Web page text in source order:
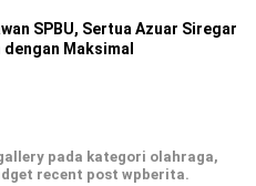
SPBU, Sertua Azuar Siregar
Maksimal
pada kategori olahraga,
recent post wpberita.